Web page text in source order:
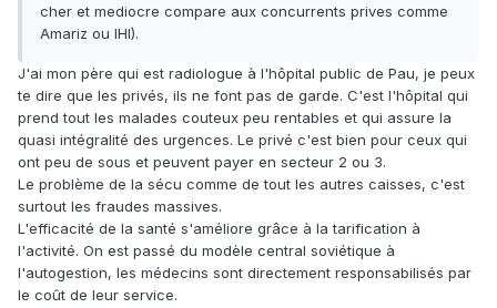
cher et mediocre compare aux concurrents prives comme
Amariz ou IHI).
J'ai mon père qui est radiologue à l'hôpital public de Pau, je peux
te dire que les privés, ils ne font pas de garde. C'est l'hôpital qui
prend tout les malades couteux peu rentables et qui assure la
quasi intégralité des urgences. Le privé c'est bien pour ceux qui
ont peu de sous et peuvent payer en secteur 2 ou 3.
Le problème de la sécu comme de tout les autres caisses, c'est
surtout les fraudes massives.
L'efficacité de la santé s'améliore grâce à la tarification à
l'activité. On est passé du modèle central soviétique à
l'autogestion, les médecins sont directement responsabilisés par
le coût de leur service.